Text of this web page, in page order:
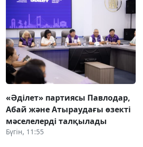
«Әділет» партиясы Павлодар,
Абай және Атыраудағы өзекті
мәселелерді талқылады
Бүгін, 11:55